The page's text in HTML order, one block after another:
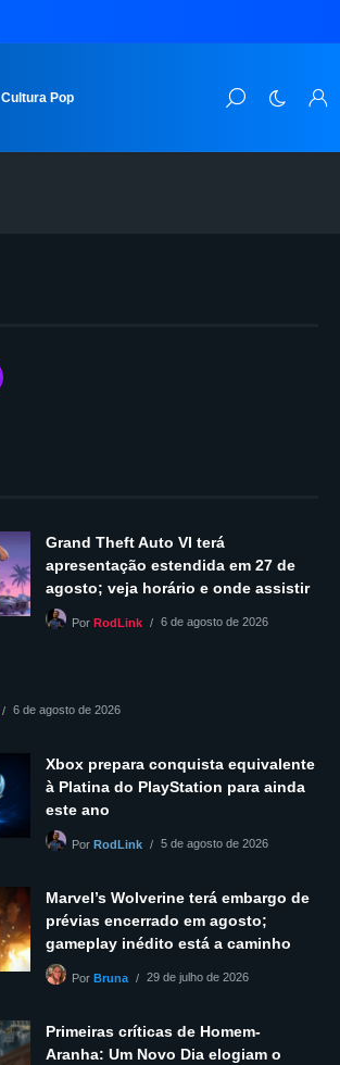
Cultura Pop
Grand Theft Auto VI terá
apresentação estendida em 27 de
agosto; veja horário e onde assistir
PorRodLink 6 de agosto de 2026
6 de agosto de 2026
Xbox prepara conquista equivalente
à Platina do PlayStation para ainda
este ano
PorRodLink 5 de agosto de 2026
Marvel’s Wolverine terá embargo de
prévias encerrado em agosto;
gameplay inédito está a caminho
PorBruna 29 de julho de 2026
Primeiras críticas de Homem-
Aranha: Um Novo Dia elogiam o